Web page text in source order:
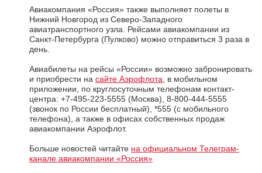
Авиакомпания «Россия» также выполняет полеты в
Нижний Новгород из Северо-Западного
авиатранспортного узла. Рейсами авиакомпании из
Санкт-Петербурга (Пулково) можно отправиться 3 раза в
день.
Авиабилеты на рейсы «России» возможно забронировать
и приобрести на сайте Аэрофлота, в мобильном
приложении, по круглосуточным телефонам контакт-
центра: +7-495-223-5555 (Москва), 8-800-444-5555
(звонок по России бесплатный), *555 (с мобильного
телефона), а также в офисах собственных продаж
авиакомпании Аэрофлот.
Больше новостей читайте на официальном Телеграм-
канале авиакомпании «Россия»